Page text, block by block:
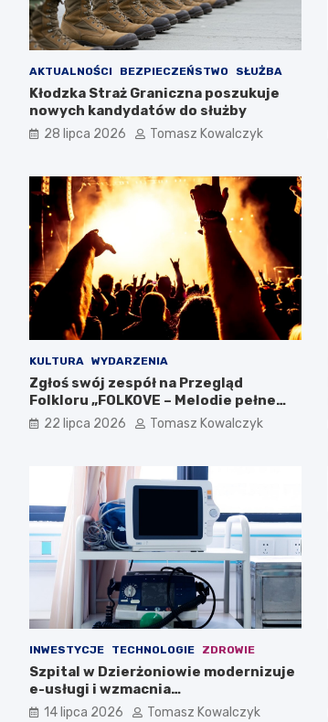
AKTUALNOŚCI BEZPIECZEŃSTWO SŁUŻBA
Kłodzka Straż Graniczna poszukuje
nowych kandydatów do służby
28 lipca 2026 Tomasz Kowalczyk
KULTURA WYDARZENIA
Zgłoś swój zespół na Przegląd
Folkloru „FOLKOVE – Melodie pełne
historii”
22 lipca 2026 Tomasz Kowalczyk
INWESTYCJE TECHNOLOGIE ZDROWIE
Szpital w Dzierżoniowie modernizuje
e-usługi i wzmacnia
cyberbezpieczeństwo dzięki KPO
14 lipca 2026 Tomasz Kowalczyk